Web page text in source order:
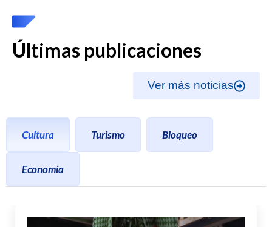
Últimas publicaciones
Ver más noticias
Cultura Turismo Bloqueo
Economía